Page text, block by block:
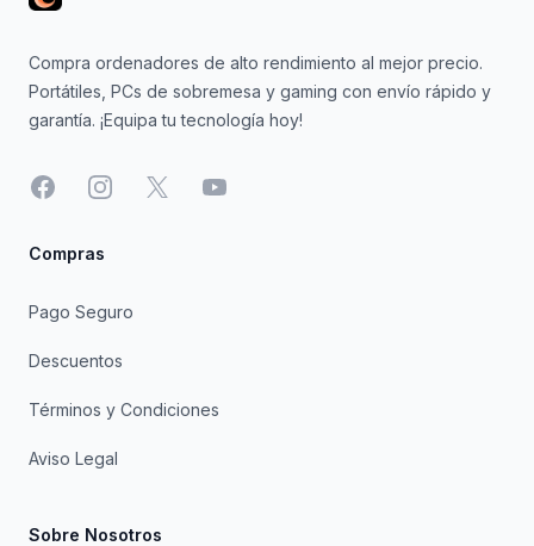
Compra ordenadores de alto rendimiento al mejor precio.
Portátiles, PCs de sobremesa y gaming con envío rápido y
garantía. ¡Equipa tu tecnología hoy!
FacebookInstagram
X YouTube
Compras
Pago Seguro
Descuentos
Términos y Condiciones
Aviso Legal
Sobre Nosotros